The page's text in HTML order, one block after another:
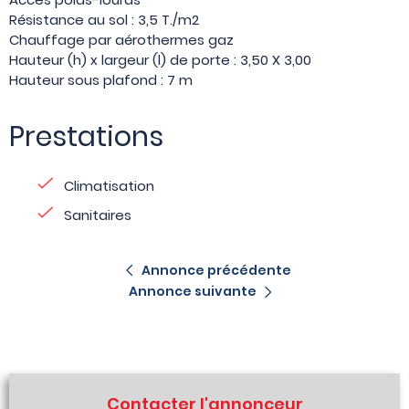
Résistance au sol : 3,5 T./m2
Chauffage par aérothermes gaz
Hauteur (h) x largeur (l) de porte : 3,50 X 3,00
Hauteur sous plafond : 7 m
Prestations
Climatisation
Sanitaires
Annonce précédente
Annonce suivante
Contacter l'annonceur